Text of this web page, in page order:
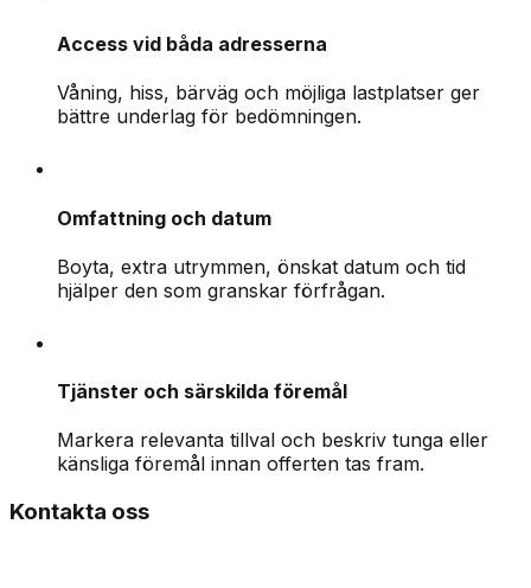
Access vid båda adresserna
Våning, hiss, bärväg och möjliga lastplatser ger
bättre underlag för bedömningen.
Omfattning och datum
Boyta, extra utrymmen, önskat datum och tid
hjälper den som granskar förfrågan.
Tjänster och särskilda föremål
Markera relevanta tillval och beskriv tunga eller
känsliga föremål innan offerten tas fram.
Kontakta oss